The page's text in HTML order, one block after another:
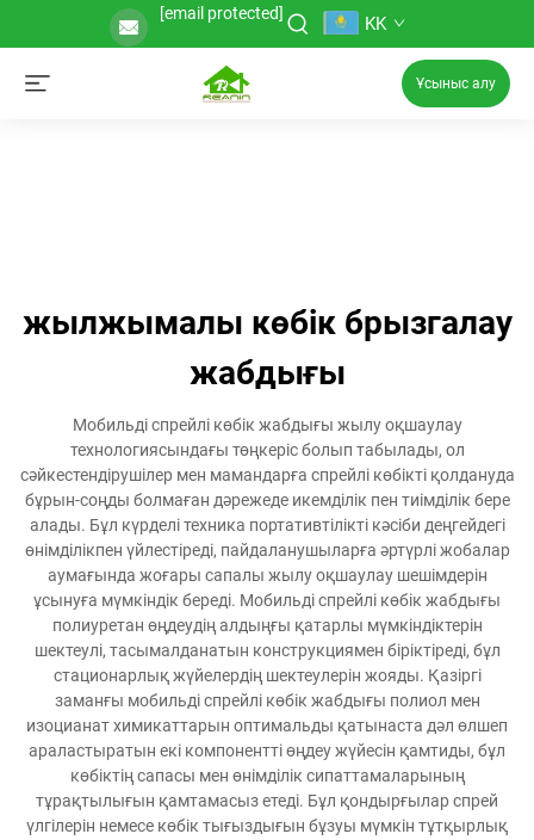
[email protected] KK
Ұсыныс алу
жылжымалы көбік брызгалау
жабдығы
Мобильді спрейлі көбік жабдығы жылу оқшаулау
технологиясындағы төңкеріс болып табылады, ол
сәйкестендірушілер мен мамандарға спрейлі көбікті қолдануда
бұрын-соңды болмаған дәрежеде икемділік пен тиімділік бере
алады. Бұл күрделі техника портативтілікті кәсіби деңгейдегі
өнімділікпен үйлестіреді, пайдаланушыларға әртүрлі жобалар
аумағында жоғары сапалы жылу оқшаулау шешімдерін
ұсынуға мүмкіндік береді. Мобильді спрейлі көбік жабдығы
полиуретан өңдеудің алдыңғы қатарлы мүмкіндіктерін
шектеулі, тасымалданатын конструкциямен біріктіреді, бұл
стационарлық жүйелердің шектеулерін жояды. Қазіргі
заманғы мобильді спрейлі көбік жабдығы полиол мен
изоцианат химикаттарын оптимальды қатынаста дәл өлшеп
араластыратын екі компонентті өңдеу жүйесін қамтиды, бұл
көбіктің сапасы мен өнімділік сипаттамаларының
тұрақтылығын қамтамасыз етеді. Бұл қондырғылар спрей
үлгілерін немесе көбік тығыздығын бұзуы мүмкін тұтқырлық